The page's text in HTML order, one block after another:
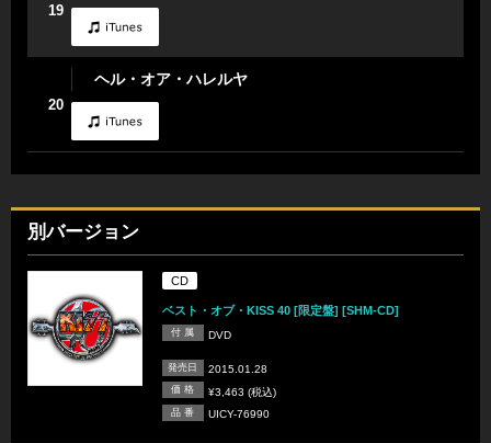
19
20
ヘル・オア・ハレルヤ
別バージョン
CD
ベスト・オブ・KISS 40 [限定盤] [SHM-CD]
付 属 DVD
発売日 2015.01.28
価 格 ¥3,463 (税込)
品 番 UICY-76990